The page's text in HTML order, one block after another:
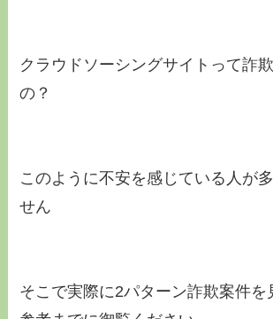
クラウドソーシングサイトって詐
の？
このように不安を感じている人が
せん
そこで実際に2パターン詐欺案件を